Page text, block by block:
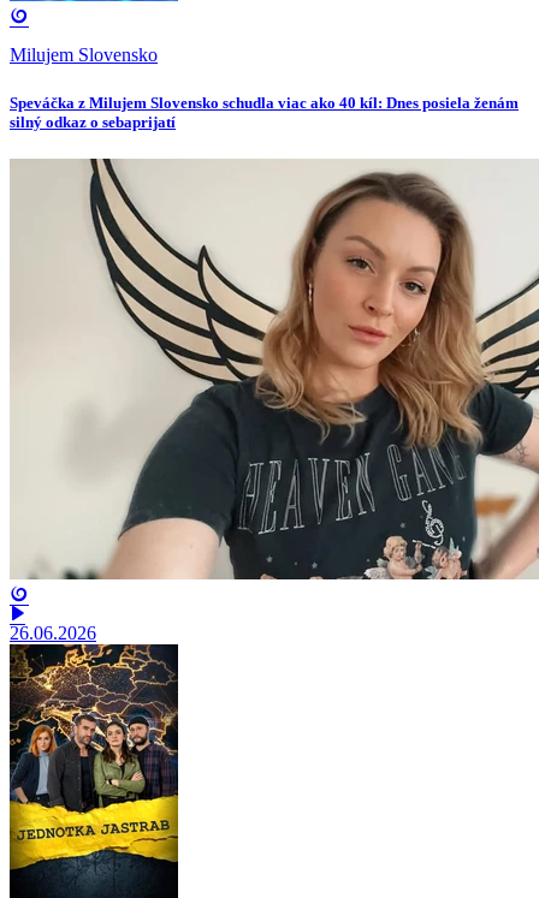
Milujem Slovensko
Speváčka z Milujem Slovensko schudla viac ako 40 kíl: Dnes posiela ženám
silný odkaz o sebaprijatí
26.06.2026